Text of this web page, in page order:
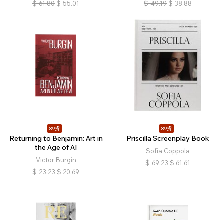
$ 61.80 $ 55.01 $ 49.19 $ 38.88
89折
Returning to Benjamin: Art in
the Age of AI
Victor Burgin
$ 23.23 $ 20.69
89折
Priscilla Screenplay Book
Sofia Coppola
$ 69.23 $ 61.61